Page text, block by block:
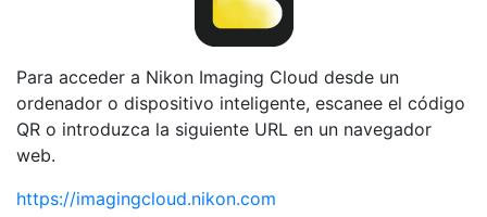
Para acceder a Nikon Imaging Cloud desde un
ordenador o dispositivo inteligente, escanee el código
QR o introduzca la siguiente URL en un navegador
web.
https://imagingcloud.nikon.com